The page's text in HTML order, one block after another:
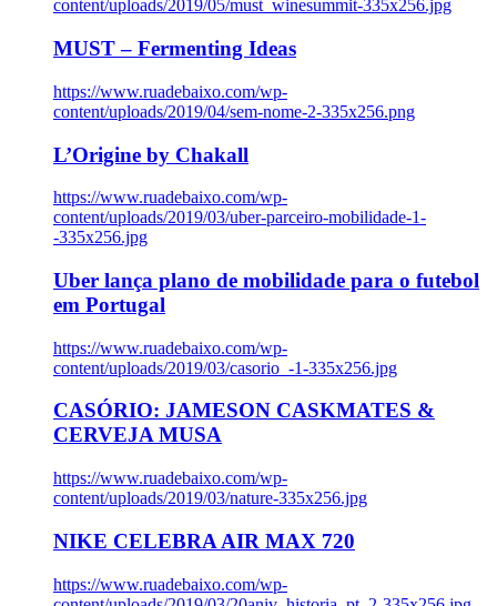
content/uploads/2019/05/must_winesummit-335x256.jpg
MUST – Fermenting Ideas
https://www.ruadebaixo.com/wp-
content/uploads/2019/04/sem-nome-2-335x256.png
L’Origine by Chakall
https://www.ruadebaixo.com/wp-
content/uploads/2019/03/uber-parceiro-mobilidade-1-
-335x256.jpg
Uber lança plano de mobilidade para o futebol
em Portugal
https://www.ruadebaixo.com/wp-
content/uploads/2019/03/casorio_-1-335x256.jpg
CASÓRIO: JAMESON CASKMATES &
CERVEJA MUSA
https://www.ruadebaixo.com/wp-
content/uploads/2019/03/nature-335x256.jpg
NIKE CELEBRA AIR MAX 720
https://www.ruadebaixo.com/wp-